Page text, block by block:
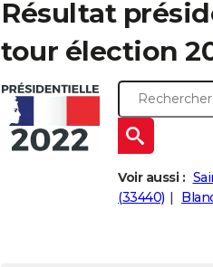
Résultat
tour élection
Voir aussi :
(33440)